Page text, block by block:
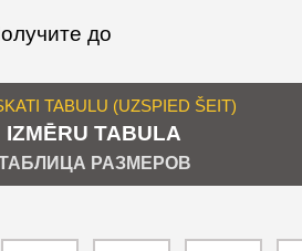
до
TABULU (UZSPIED ŠEIT)
IZMĒRU TABULA
РАЗМЕРОВ